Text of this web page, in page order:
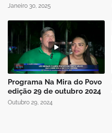
Janeiro 30, 2025
Programa Na Mira do Povo
edição 29 de outubro 2024
Outubro 29, 2024